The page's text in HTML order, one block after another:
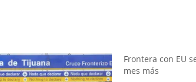
Frontera con EU
mes más